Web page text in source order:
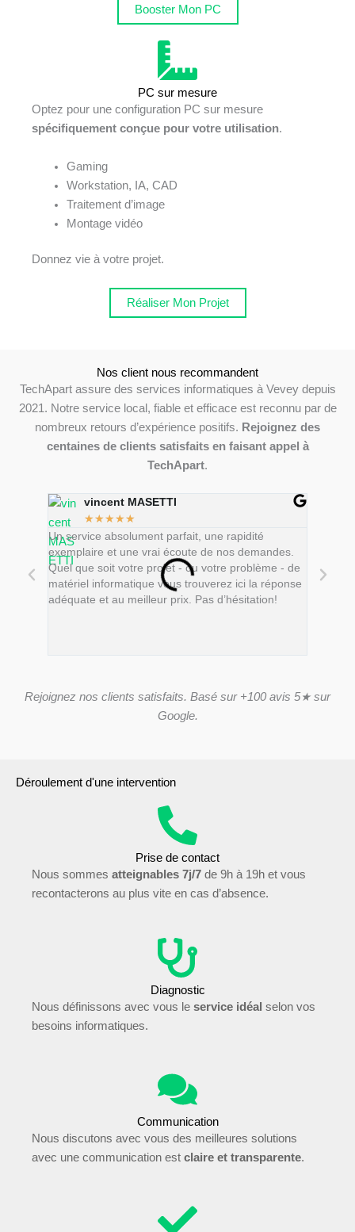
Booster Mon PC
PC sur mesure
Optez pour une configuration PC sur mesure
spécifiquement conçue pour votre utilisation.
Gaming
Workstation, IA, CAD
Traitement d’image
Montage vidéo
Donnez vie à votre projet.
Réaliser Mon Projet
Nos client nous recommandent
TechApart assure des services informatiques à Vevey depuis
2021. Notre service local, fiable et efficace est reconnu par de
nombreux retours d’expérience positifs. Rejoignez des
centaines de clients satisfaits en faisant appel à
TechApart.
vincent MASETTI
★★★★★
Un service absolument parfait, une rapidité
exemplaire et une vrai écoute de nos demandes.
Quel que soit votre projet - ou votre problème - de
matériel informatique vous trouverez ici la réponse
adéquate et au meilleur prix. Pas d’hésitation!
J’ai dû
Rejoignez nos clients satisfaits. Basé sur +100 avis 5★ sur
Google.
Déroulement d'une intervention
Prise de contact
Nous sommes atteignables 7j/7 de 9h à 19h et vous
recontacterons au plus vite en cas d’absence.
Diagnostic
Nous définissons avec vous le service idéal selon vos
besoins informatiques.
Communication
Nous discutons avec vous des meilleures solutions
avec une communication est claire et transparente.